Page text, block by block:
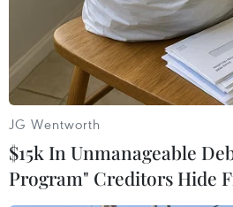
JG Wentworth
$15k In Unmanageable
Program" Creditors Hide